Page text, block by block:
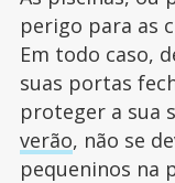
perigo para as
Em todo caso,
suas portas
proteger a sua
verão, não se
pequeninos na